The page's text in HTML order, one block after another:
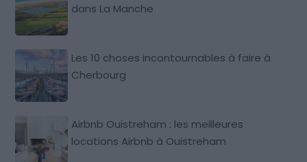
dans La Manche
Les 10 choses incontournables à faire à
Cherbourg
Airbnb Ouistreham : les meilleures
locations Airbnb à Ouistreham